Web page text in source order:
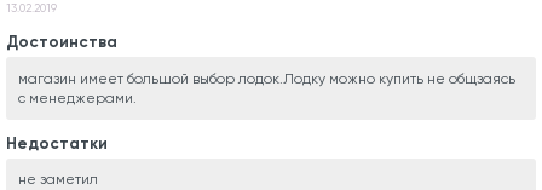
13.02.2019
Достоинства
магазин имеет большой выбор лодок.Лодку можно купить не общзаясь
с менеджерами.
Недостатки
не заметил